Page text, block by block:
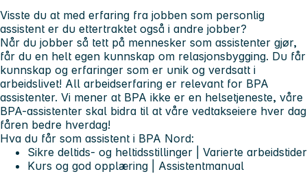
Visste du at med erfaring fra jobben som personlig
assistent er du ettertraktet også i andre jobber?
Når du jobber så tett på mennesker som assistenter gjør,
får du en helt egen kunnskap om relasjonsbygging. Du får
kunnskap og erfaringer som er unik og verdsatt i
arbeidslivet! All arbeidserfaring er relevant for BPA
assistenter. Vi mener at BPA ikke er en helsetjeneste, våre
BPA-assistenter skal bidra til at våre vedtakseiere hver dag
fåren bedre hverdag!
Hva du får som assistent i BPA Nord:
Sikre deltids- og heltidsstillinger | Varierte arbeidstider
Kurs og god opplæring | Assistentmanual